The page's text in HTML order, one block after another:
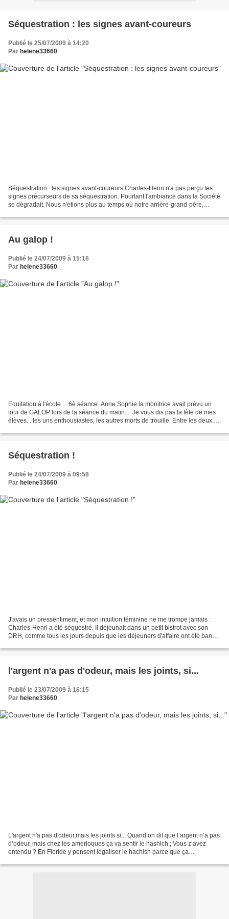
Séquestration : les signes avant-coureurs
Publié le 25/07/2009 à 14:20
Par helene33660
Séquestration : les signes avant-coureurs Charles-Henri n'a pas perçu les
signes précurseurs de sa séquestration. Pourtant l'ambiance dans la Société
se dégradait. Nous n'étions plus au temps où notre arrière-grand-père,
Au galop !
Publié le 24/07/2009 à 15:16
Par helene33660
Equitation à l'école.... 6è séance. Anne Sophie la monitrice avait prévu un
tour de GALOP lors de la séance du matin.... Je vous dis pas la tête de mes
élèves... les uns enthousiastes, les autres morts de trouille. Entre les deux,
Séquestration !
Publié le 24/07/2009 à 09:58
Par helene33660
J'avais un pressentiment, et mon intuition féminine ne me trompe jamais :
Charles-Henri a été séquestré. Il déjeunait dans un petit bistrot avec son
DRH, comme tous les jours depuis que les déjeuners d'affaire ont été bannis
l'argent n'a pas d'odeur, mais les joints, si...
Publié le 23/07/2009 à 16:15
Par helene33660
L'argent n'a pas d'odeur,mais les joints si... Quand on dit que l’argent n’a pas
d’odeur, mais chez les amerloques ça va sentir le hashich ; Vous z’avez
entendu ? En Floride y pensent légaliser le hachish parce que ça